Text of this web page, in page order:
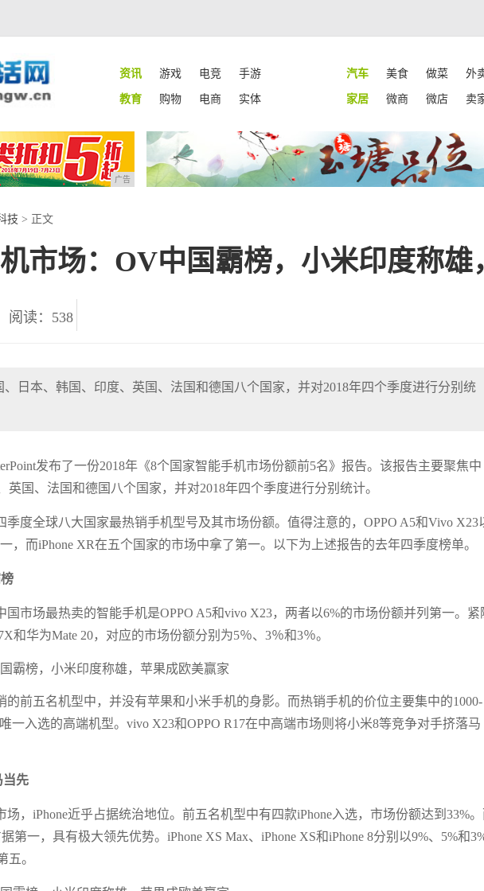
资讯 游戏 电竞 手游 汽车 美食 做菜 外
教育
购物 电商 实体 家居 微商 微店 卖
广告
技 > 正文
市场：OV中国霸榜，小米印度称雄
阅读：538
日本、韩国、印度、英国、法国和德国八个国家，并对2018年四个季度进行分别统
发布了一份2018年《8个国家智能手机市场份额前5名》报告。该报告主要聚焦中
英国、法国和德国八个国家，并对2018年四个季度进行分别统计。
季度全球八大国家最热销手机型号及其市场份额。值得注意的，OPPO A5和Vivo X23
，而iPhone XR在五个国家的市场中拿了第一。以下为上述报告的去年四季度榜单。
市场最热卖的智能手机是OPPO A5和vivo X23，两者以6%的市场份额并列第一。紧
和华为Mate 20，对应的市场份额分别为5％、3％和3％。
的前五名机型中，并没有苹果和小米手机的身影。而热销手机的价位主要集中的1000-
一入选的高端机型。vivo X23和OPPO R17在中高端市场则将小米8等竞争对手挤落马
当先
，iPhone近乎占据统治地位。前五名机型中有四款iPhone入选，市场份额达到33%。
第一，具有极大领先优势。iPhone XS Max、iPhone XS和iPhone 8分别以9%、5%和
五。